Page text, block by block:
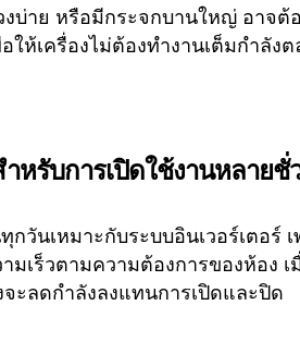
าย หรือมีกระจกบานใหญ่ อาจต้
ห้เครื่องไม่ต้องทำงานเต็มกำลัง
ำหรับการเปิดใช้งานหลายชั่
วันเหมาะกับระบบอินเวอร์เตอร์ เ
มเร็วตามความต้องการของห้อง เ
ะลดกำลังลงแทนการเปิดและปิด